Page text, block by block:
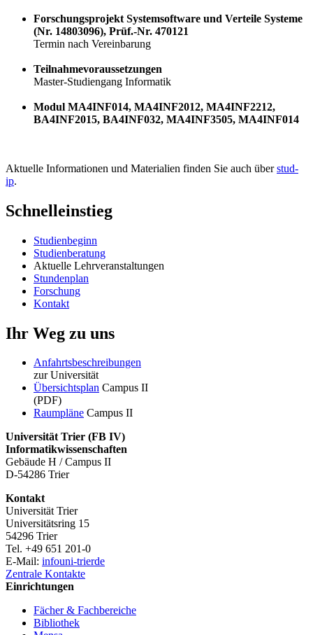
Forschungsprojekt Systemsoftware und Verteile Systeme
(Nr. 14803096), Prüf.-Nr. 470121
Termin nach Vereinbarung
Teilnahmevoraussetzungen
Master-Studiengang Informatik
Modul MA4INF014, MA4INF2012, MA4INF2212,
BA4INF2015, BA4INF032, MA4INF3505, MA4INF014
Aktuelle Informationen und Materialien finden Sie auch überstud-
ip.
Schnelleinstieg
Studienbeginn
Studienberatung
Aktuelle Lehrveranstaltungen
Stundenplan
Forschung
Kontakt
Ihr Weg zu uns
Anfahrtsbeschreibungen
zur Universität
Übersichtsplan Campus II
(PDF)
Raumpläne Campus II
Universität Trier (FB IV)
Informatikwissenschaften
Gebäude H / Campus II
D-54286 Trier
Kontakt
Universität Trier
Universitätsring 15
54296 Trier
Tel. +49 651 201-0
E-Mail: infouni-trierde
Zentrale Kontakte
Einrichtungen
Fächer & Fachbereiche
Bibliothek